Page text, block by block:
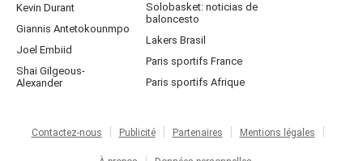
Kevin Durant
Giannis Antetokounmpo
Joel Embiid
Shai Gilgeous-
Alexander
Solobasket: noticias de
baloncesto
Lakers Brasil
Paris sportifs France
Paris sportifs Afrique
Contactez-nous Publicité Partenaires Mentions légales